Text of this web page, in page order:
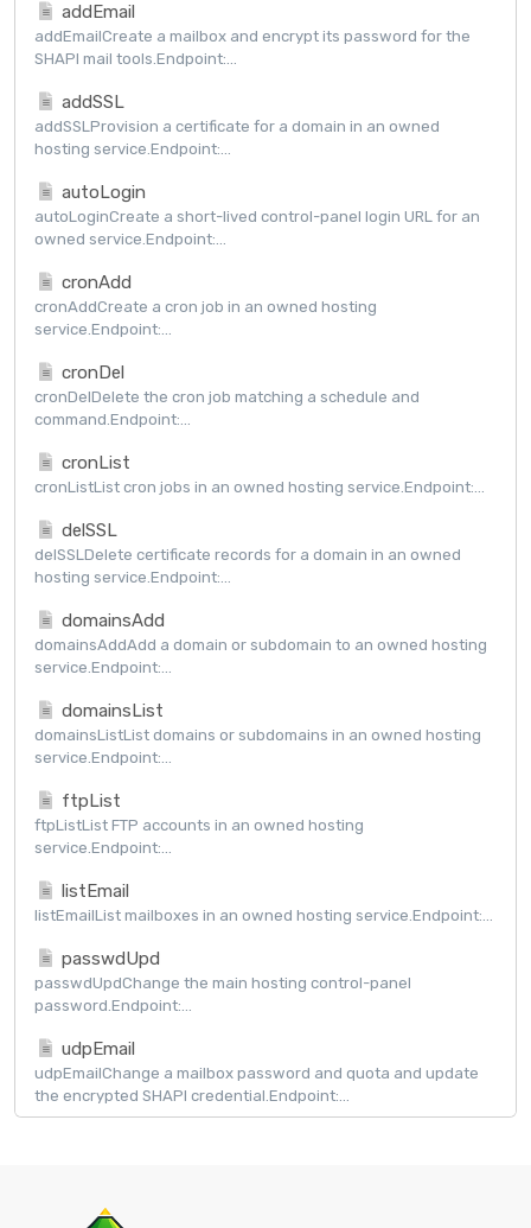
addEmail
addEmailCreate a mailbox and encrypt its password for the
SHAPI mail tools.Endpoint:...
addSSL
addSSLProvision a certificate for a domain in an owned
hosting service.Endpoint:...
autoLogin
autoLoginCreate a short-lived control-panel login URL for an
owned service.Endpoint:...
cronAdd
cronAddCreate a cron job in an owned hosting
service.Endpoint:...
cronDel
cronDelDelete the cron job matching a schedule and
command.Endpoint:...
cronList
cronListList cron jobs in an owned hosting service.Endpoint:...
delSSL
delSSLDelete certificate records for a domain in an owned
hosting service.Endpoint:...
domainsAdd
domainsAddAdd a domain or subdomain to an owned hosting
service.Endpoint:...
domainsList
domainsListList domains or subdomains in an owned hosting
service.Endpoint:...
ftpList
ftpListList FTP accounts in an owned hosting
service.Endpoint:...
listEmail
listEmailList mailboxes in an owned hosting service.Endpoint:...
passwdUpd
passwdUpdChange the main hosting control-panel
password.Endpoint:...
udpEmail
udpEmailChange a mailbox password and quota and update
the encrypted SHAPI credential.Endpoint:...